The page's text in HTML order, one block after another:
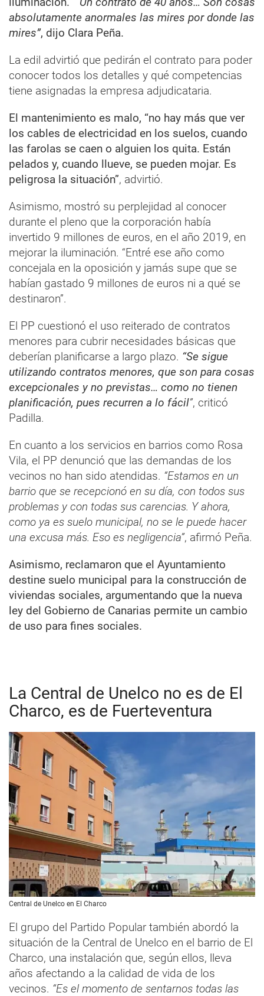
absolutamente anormales las mires por donde las
mires”, dijo Clara Peña.
La edil advirtió que pedirán el contrato para poder
conocer todos los detalles y qué competencias
tiene asignadas la empresa adjudicataria.
El mantenimiento es malo, “no hay más que ver
los cables de electricidad en los suelos, cuando
las farolas se caen o alguien los quita. Están
pelados y, cuando llueve, se pueden mojar. Es
peligrosa la situación”, advirtió.
Asimismo, mostró su perplejidad al conocer
durante el pleno que la corporación había
invertido 9 millones de euros, en el año 2019, en
mejorar la iluminación. “Entré ese año como
concejala en la oposición y jamás supe que se
habían gastado 9 millones de euros ni a qué se
destinaron”.
El PP cuestionó el uso reiterado de contratos
menores para cubrir necesidades básicas que
deberían planificarse a largo plazo. “Se sigue
utilizando contratos menores, que son para cosas
excepcionales y no previstas… como no tienen
planificación, pues recurren a lo fácil”, criticó
Padilla.
En cuanto a los servicios en barrios como Rosa
Vila, el PP denunció que las demandas de los
vecinos no han sido atendidas. “Estamos en un
barrio que se recepcionó en su día, con todos sus
problemas y con todas sus carencias. Y ahora,
como ya es suelo municipal, no se le puede hacer
una excusa más. Eso es negligencia”, afirmó Peña.
Asimismo, reclamaron que el Ayuntamiento
destine suelo municipal para la construcción de
viviendas sociales, argumentando que la nueva
ley del Gobierno de Canarias permite un cambio
de uso para fines sociales.
La Central de Unelco no es de El
Charco, es de Fuerteventura
Central de Unelco en El Charco
El grupo del Partido Popular también abordó la
situación de la Central de Unelco en el barrio de El
Charco, una instalación que, según ellos, lleva
años afectando a la calidad de vida de los
vecinos. “Es el momento de sentarnos todas las